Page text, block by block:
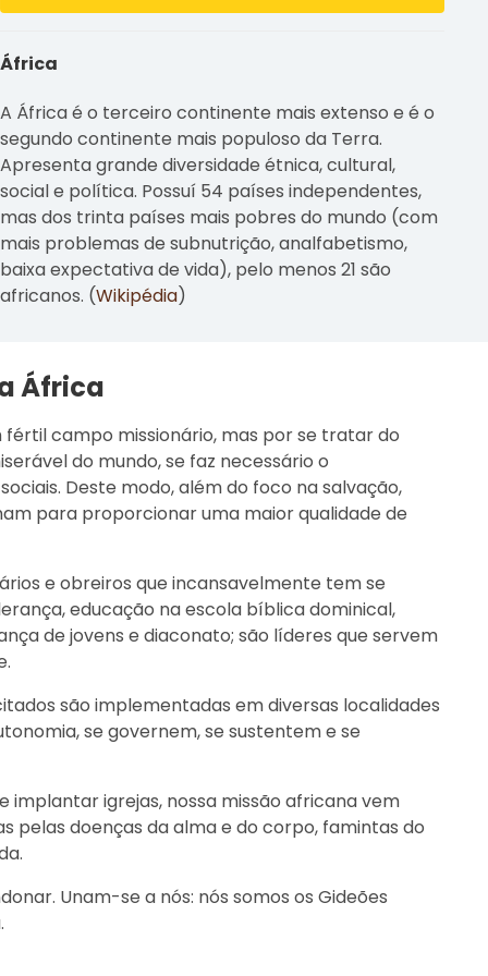
África
A África é o terceiro continente mais extenso e é o
segundo continente mais populoso da Terra.
Apresenta grande diversidade étnica, cultural,
social e política. Possuí 54 países independentes,
mas dos trinta países mais pobres do mundo (com
mais problemas de subnutrição, analfabetismo,
baixa expectativa de vida), pelo menos 21 são
africanos. (Wikipédia)
África
campo missionário, mas por se tratar do
do mundo, se faz necessário o
Deste modo, além do foco na salvação,
para proporcionar uma maior qualidade de
e obreiros que incansavelmente tem se
educação na escola bíblica dominical,
de jovens e diaconato; são líderes que servem
são implementadas em diversas localidades
se governem, se sustentem e se
implantar igrejas, nossa missão africana vem
pelas doenças da alma e do corpo, famintas do
Unam-se a nós: nós somos os Gideões